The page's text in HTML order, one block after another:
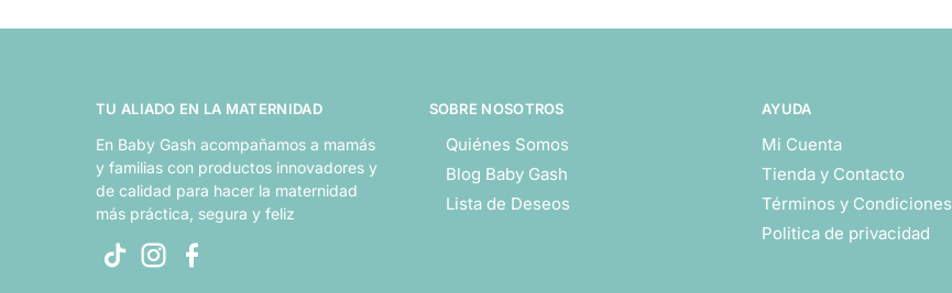
TU ALIADO EN LA MATERNIDAD
En Baby Gash acompañamos a mamás
y familias con productos innovadores y
de calidad para hacer la maternidad
más práctica, segura y feliz
SOBRE NOSOTROS
Quiénes Somos
Blog Baby Gash
Lista de Deseos
AYUDA
Mi Cuenta
Tienda y Contacto
Términos y Condiciones
Politica de privacidad